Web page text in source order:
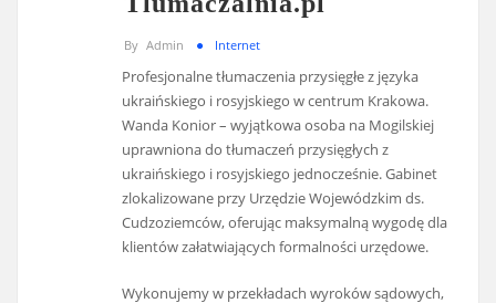
By Admin Internet
Profesjonalne tłumaczenia przysięgłe z języka
ukraińskiego i rosyjskiego w centrum Krakowa.
Wanda Konior – wyjątkowa osoba na Mogilskiej
uprawniona do tłumaczeń przysięgłych z
ukraińskiego i rosyjskiego jednocześnie. Gabinet
zlokalizowane przy Urzędzie Wojewódzkim ds.
Cudzoziemców, oferując maksymalną wygodę dla
klientów załatwiających formalności urzędowe.
Wykonujemy w przekładach wyroków sądowych,